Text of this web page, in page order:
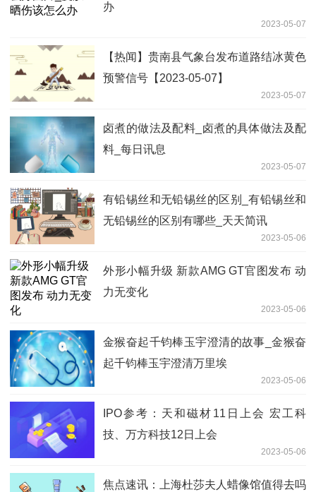
办
2023-05-07
【热闻】贵南县气象台发布道路结冰黄色
预警信号【2023-05-07】
2023-05-07
卤煮的做法及配料_卤煮的具体做法及配
料_每日讯息
2023-05-07
有铅锡丝和无铅锡丝的区别_有铅锡丝和
无铅锡丝的区别有哪些_天天简讯
2023-05-06
外形小幅升级 新款AMG GT官图发布 动
力无变化
2023-05-06
金猴奋起千钧棒玉宇澄清的故事_金猴奋
起千钧棒玉宇澄清万里埃
2023-05-06
IPO参考：天和磁材11日上会 宏工科
技、万方科技12日上会
2023-05-06
焦点速讯：上海杜莎夫人蜡像馆值得去吗